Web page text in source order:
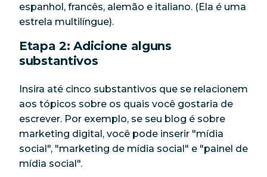
espanhol, francês, alemão e italiano. (Ela é uma
estrela multilíngue).
Etapa 2: Adicione alguns
substantivos
Insira até cinco substantivos que se relacionem
aos tópicos sobre os quais você gostaria de
escrever. Por exemplo, se seu blog é sobre
marketing digital, você pode inserir "mídia
social", "marketing de mídia social" e "painel de
mídia social".